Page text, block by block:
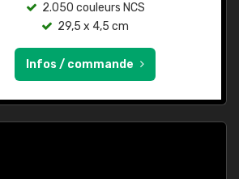
2.050 couleurs NCS
29,5 x 4,5 cm
Infos / commande